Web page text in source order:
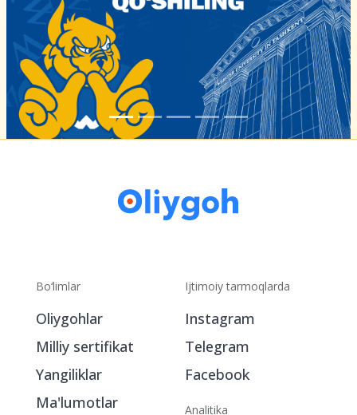
Bo‘limlar
Oliygohlar
Milliy sertifikat
Yangiliklar
Ma'lumotlar
Ijtimoiy tarmoqlarda
Instagram
Telegram
Facebook
Analitika